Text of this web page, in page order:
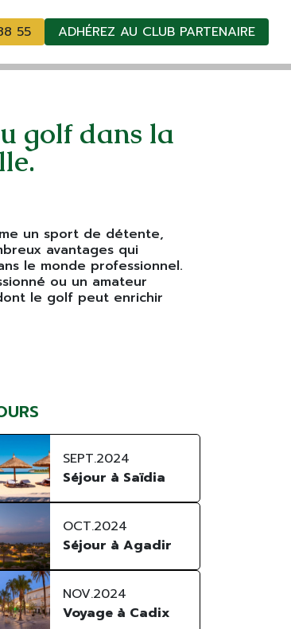
55 ADHÉREZ AU CLUB PARTENAIRE
golf dans la
un sport de détente,
avantages qui
le monde professionnel.
ou un amateur
le golf peut enrichir
SEPT.2024
Séjour à Saïdia
OCT.2024
Séjour à Agadir
NOV.2024
Voyage à Cadix